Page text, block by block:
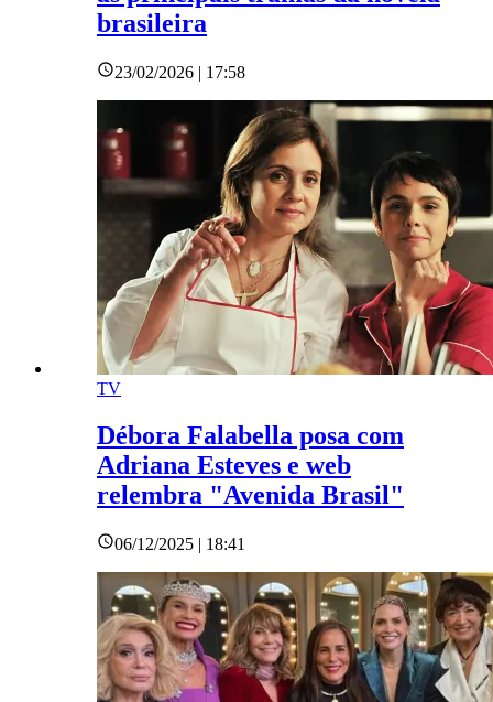
brasileira
23/02/2026 | 17:58
TV
Débora Falabella posa com
Adriana Esteves e web
relembra "Avenida Brasil"
06/12/2025 | 18:41